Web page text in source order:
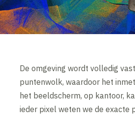
De omgeving wordt volledig
puntenwolk, waardoor het
het beeldscherm, op kantoor,
ieder pixel weten we de exacte